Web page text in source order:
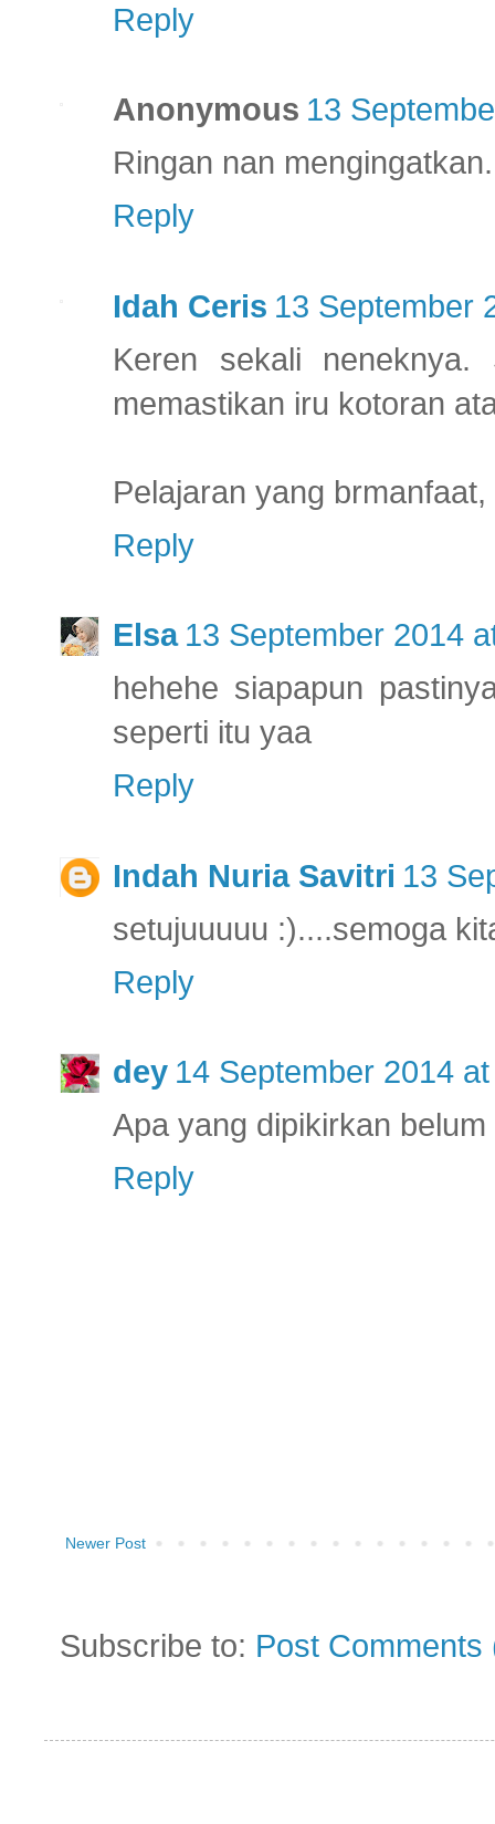
Reply
Anonymous 13
Ringan nan
Reply
Idah Ceris 13 September
Keren sekali neneknya.
memastikan iru kotoran
Pelajaran yang brmanfaat,
Reply
Elsa 13 September 2014
hehehe siapapun
seperti itu yaa
Reply
Indah Nuria Savitri 13
setujuuuuu :)....semoga
Reply
dey 14 September 2014
Apa yang dipikirkan
Reply
Newer Post
Subscribe to: Post Comments